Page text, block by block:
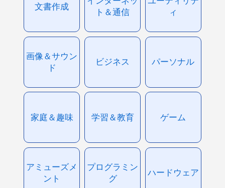
文書作成
ト＆通信
ィ
画像＆サウン
ド
ビジネス パーソナル
家庭＆趣味 学習＆教育 ゲーム
アミューズメ
ント
プログラミン
グ
ハードウェア